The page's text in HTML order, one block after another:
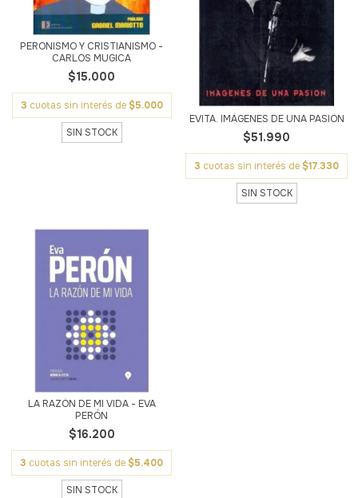
PERONISMO Y CRISTIANISMO -
CARLOS MUGICA
$15.000
3 cuotas sin interés de $5.000
SIN STOCK
EVITA. IMÁGENES DE UNA PASIÓN
$51.990
3 cuotas sin interés de $17.330
SIN STOCK
LA RAZÓN DE MI VIDA - EVA
PERÓN
$16.200
3 cuotas sin interés de $5.400
SIN STOCK